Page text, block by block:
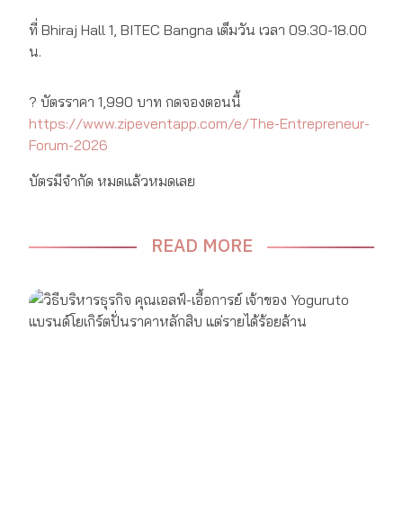
ที่ Bhiraj Hall 1, BITEC Bangna เต็มวัน เวลา 09.30-18.00
น.
? บัตรราคา 1,990 บาท กดจองตอนนี้
https://www.zipeventapp.com/e/The-Entrepreneur-
Forum-2026
บัตรมีจำกัด หมดแล้วหมดเลย
READ MORE